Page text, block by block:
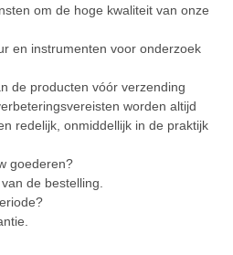
om de hoge kwaliteit van onze
en instrumenten voor onderzoek
de producten vóór verzending
worden altijd
redelijk, onmiddellijk in de praktijk
goederen?
de bestelling.